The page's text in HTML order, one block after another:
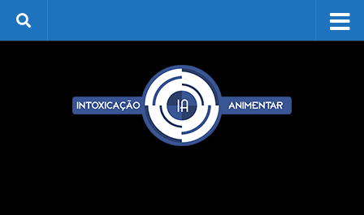
Skip to content